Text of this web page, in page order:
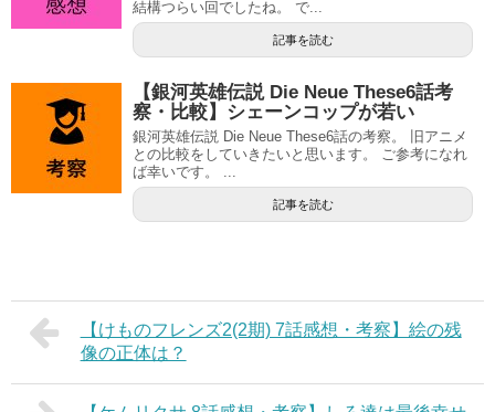
結構つらい回でしたね。 で...
記事を読む
【銀河英雄伝説 Die Neue These6話考
察・比較】シェーンコップが若い
銀河英雄伝説 Die Neue These6話の考察。 旧アニメ
との比較をしていきたいと思います。 ご参考になれ
ば幸いです。 ...
記事を読む
【けものフレンズ2(2期) 7話感想・考察】絵の残
像の正体は？